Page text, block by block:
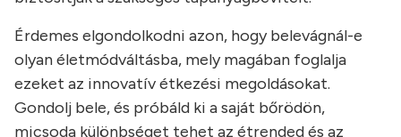
Érdemes elgondolkodni azon, hogy belevágnál-e
olyan életmódváltásba, mely magában foglalja
ezeket az innovatív étkezési megoldásokat.
Gondolj bele, és próbáld ki a saját bőrödön,
micsoda különbséget tehet az étrended és az